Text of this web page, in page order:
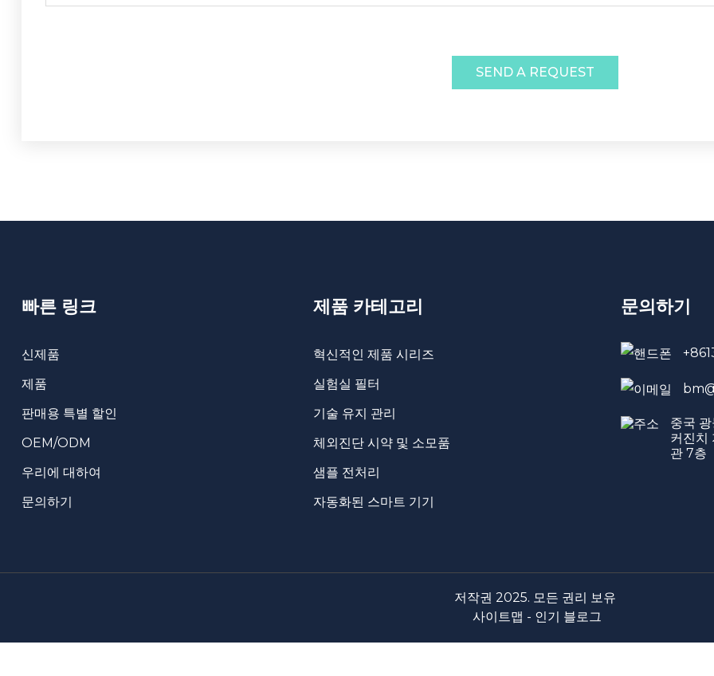
SEND A REQUEST
빠른 링크
신제품
제품
판매용 특별 할인
OEM/ODM
우리에 대하여
문의하기
제품 카테고리
혁신적인 제품 시리즈
실험실 필터
기술 유지 관리
체외진단 시약 및 소모품
샘플 전처리
자동화된 스마트 기기
문의하기
중국
커진치
관 7층
저작권 2025. 모든 권리 보유
사이트맵 - 인기 블로그